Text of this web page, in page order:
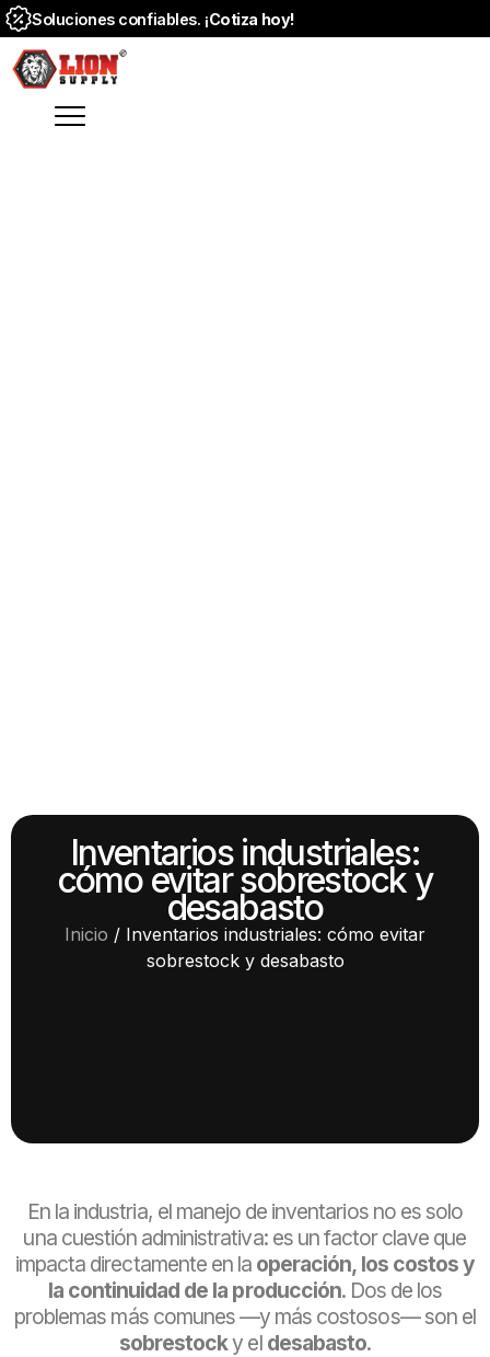
Soluciones confiables. ¡Cotiza hoy!
Inventarios industriales:
cómo evitar sobrestock y
desabasto
Inicio / Inventarios industriales: cómo evitar
sobrestock y desabasto
En la industria, el manejo de inventarios no es solo
una cuestión administrativa: es un factor clave que
impacta directamente en la operación, los costos y
la continuidad de la producción. Dos de los
problemas más comunes —y más costosos— son el
sobrestocky el desabasto.